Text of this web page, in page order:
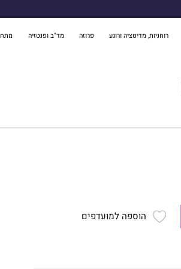
רוחניות, מדיטציה ורוגע פרוזה מד"ב ופנטזיה מתח
הוספה למועדפים